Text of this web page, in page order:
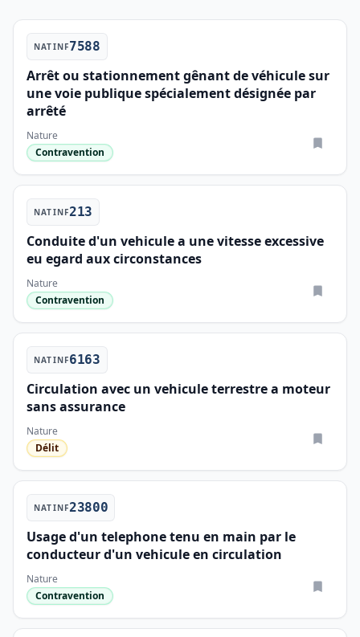
NATINF7588
Arrêt ou stationnement gênant de véhicule sur
une voie publique spécialement désignée par
arrêté
Nature
Contravention
NATINF213
Conduite d'un vehicule a une vitesse excessive
eu egard aux circonstances
Nature
Contravention
NATINF6163
Circulation avec un vehicule terrestre a moteur
sans assurance
Nature
Délit
NATINF23800
Usage d'un telephone tenu en main par le
conducteur d'un vehicule en circulation
Nature
Contravention